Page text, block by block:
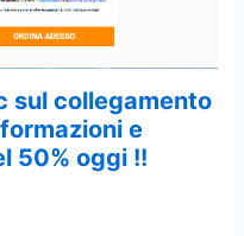
sul collegamento
e
50% oggi !!